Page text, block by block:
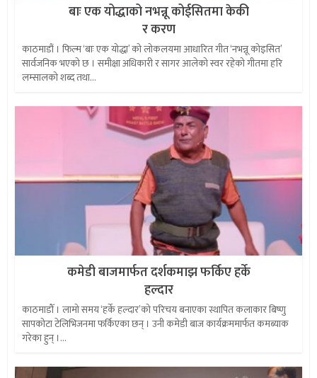
बाः एक योद्धाको नभन्नू कोईसितमा केकी
र करण
काठमाडौं । फिल्म ‘बाः एक योद्धा’ को लोकलयमा आधारित गीत ‘नभन्नू कोइसित’
सार्वजनिक भएको छ । समीक्षा अधिकारी र सागर आलेको स्वर रहेको गीतमा हरि
लम्सालको शब्द तथा...
कमेडी बाजमार्फत दर्शकमाझ फर्किए हर्के
हल्दार
काठमाडौँ । लामो समय ‘हर्के हल्दार’को परिचय बनाएका स्थापित कलाकार बिष्णु
सापकोटा टेलिभिजनमा फर्किएका छन् । उनी कमेडी बाज कार्यक्रममार्फत कमब्याक
गरेका हुन् ।...